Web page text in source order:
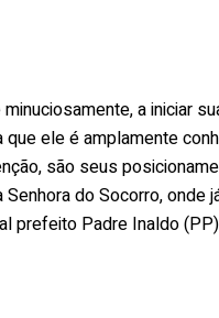
a iniciar
ele é amplamente
são seus
do Socorro, onde
prefeito Padre Inaldo